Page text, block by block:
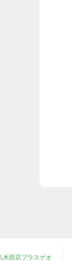
木田店プラスゲオ